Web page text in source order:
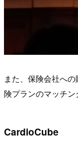
また、保険会社へ
険プランのマッチン
CardioCube